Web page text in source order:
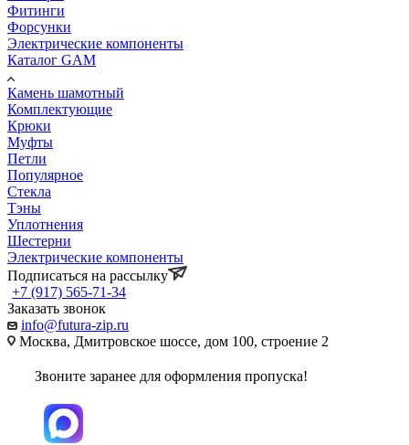
Фитинги
Форсунки
Электрические компоненты
Каталог GAM
Камень шамотный
Комплектующие
Крюки
Муфты
Петли
Популярное
Стекла
Тэны
Уплотнения
Шестерни
Электрические компоненты
Подписаться на рассылку
+7 (917) 565-71-34
Заказать звонок
info@futura-zip.ru
Москва, Дмитровское шоссе, дом 100, строение 2
Звоните заранее для оформления пропуска!